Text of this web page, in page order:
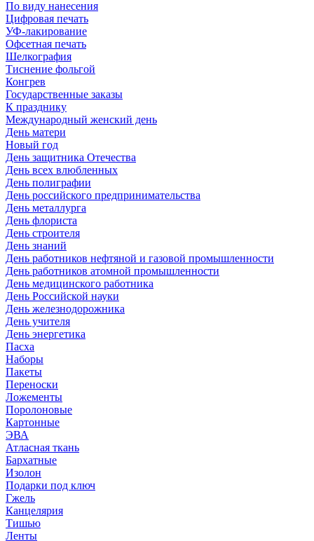
По виду нанесения
Цифровая печать
УФ-лакирование
Офсетная печать
Шелкография
Тиснение фольгой
Конгрев
Государственные заказы
К празднику
Международный женский день
День матери
Новый год
День защитника Отечества
День всех влюбленных
День полиграфии
День российского предпринимательства
День металлурга
День флориста
День строителя
День знаний
День работников нефтяной и газовой промышленности
День работников атомной промышленности
День медицинского работника
День Российской науки
День железнодорожника
День учителя
День энергетика
Пасха
Наборы
Пакеты
Переноски
Ложементы
Поролоновые
Картонные
ЭВА
Атласная ткань
Бархатные
Изолон
Подарки под ключ
Гжель
Канцелярия
Тишью
Ленты